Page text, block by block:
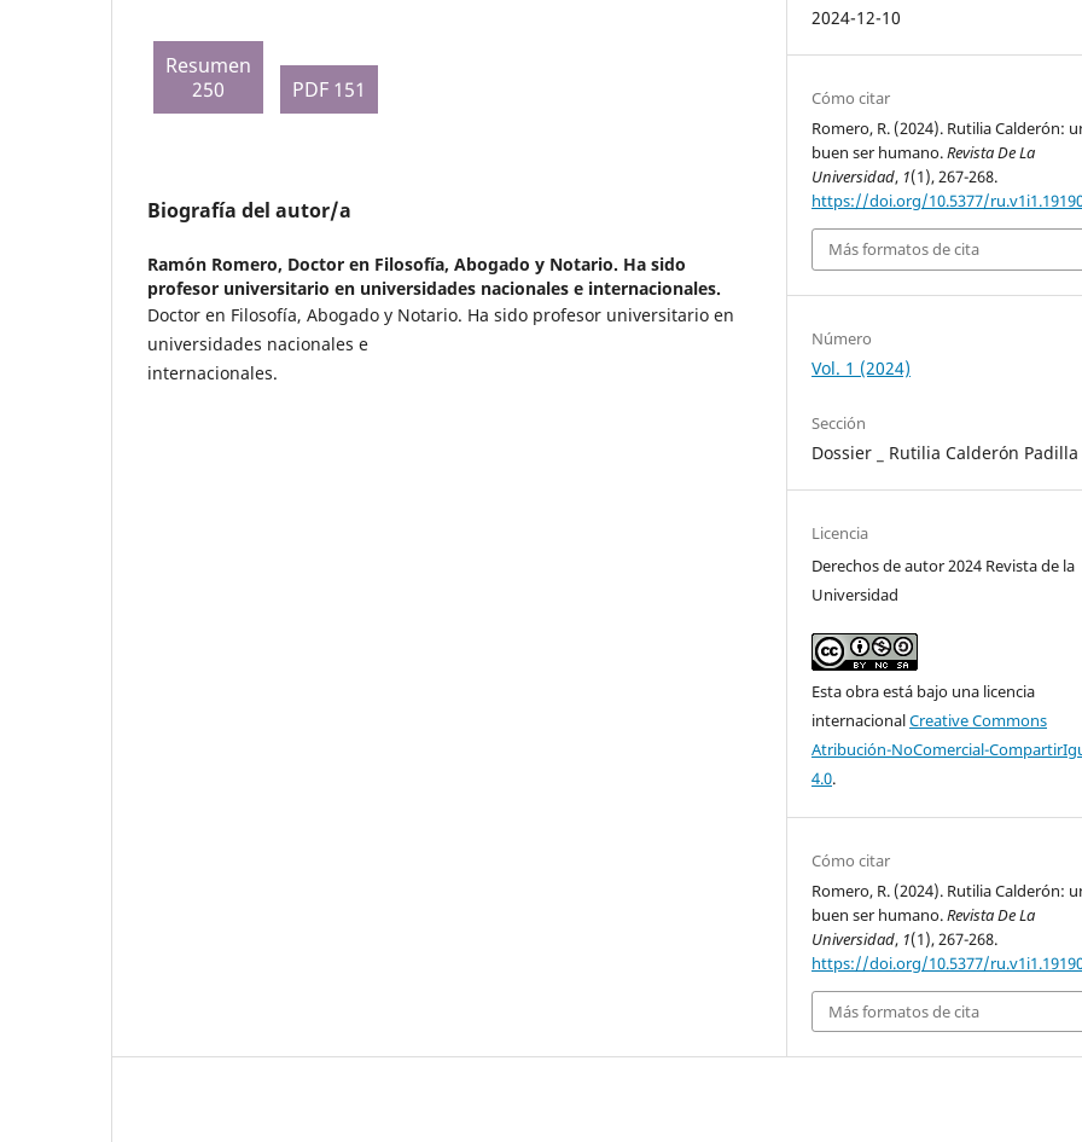
Resumen
250
PDF 151
Biografía del autor/a
Ramón Romero, Doctor en Filosofía, Abogado y Notario. Ha sido
profesor universitario en universidades nacionales e internacionales.
Doctor en Filosofía, Abogado y Notario. Ha sido profesor universitario en
universidades nacionales e
internacionales.
2024-12-10
Cómo citar
Romero, R. (2024). Rutilia Calderón:
buen ser humano.Revista De La
Universidad, 1(1), 267-268.
https://doi.org/10.5377/
Más formatos de cita
Número
Vol. 1 (2024)
Sección
Dossier _ Rutilia Calderón Padilla
Licencia
Derechos de autor 2024 Revista de la
Universidad
Esta obra está bajo una licencia
internacionalCreative Commons
Atribución-NoComercial-
4.0.
Cómo citar
Romero, R. (2024). Rutilia Calderón:
buen ser humano.Revista De La
Universidad, 1(1), 267-268.
https://doi.org/10.5377/
Más formatos de cita